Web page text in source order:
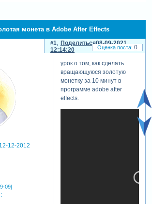
монета в Adobe After Effects
Поделиться
1
08-09-2021
12:14:20
12-2012
09]
урок о том, как сделать
вращающуюся золотую
монетку за 10 минут в
программе adobe after
effects.
0